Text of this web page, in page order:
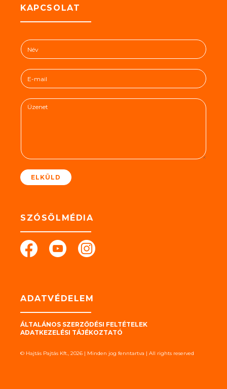
KAPCSOLAT
N
é
*E
-
a
Ü
t
ELKÜLD
SZÓSÖLMÉDIA
ADATVÉDELEM
ÁLTALÁNOS SZERZŐDÉSI FELTÉTELEK
ADATKEZELÉSI TÁJÉKOZTATÓ
© Hajtás Pajtás Kft., 2026 | Minden jog fenntartva | All rights reserved